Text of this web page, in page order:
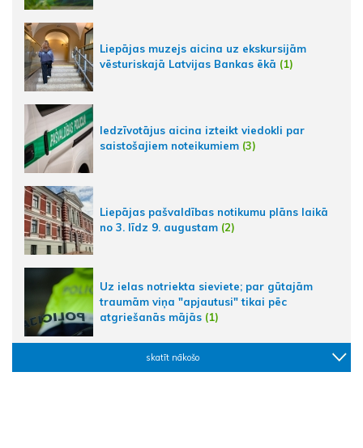
Liepājas muzejs aicina uz ekskursijām
vēsturiskajā Latvijas Bankas ēkā (1)
Iedzīvotājus aicina izteikt viedokli par
saistošajiem noteikumiem (3)
Liepājas pašvaldības notikumu plāns laikā
no 3. līdz 9. augustam (2)
Uz ielas notriekta sieviete; par gūtajām
traumām viņa "apjautusi" tikai pēc
atgriešanās mājās (1)
skatīt nākošo